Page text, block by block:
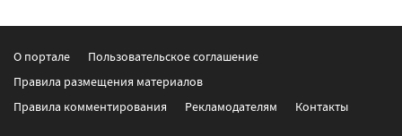
О портале
Пользовательское соглашение
Правила размещения материалов
Правила комментирования
Рекламодателям Контакты